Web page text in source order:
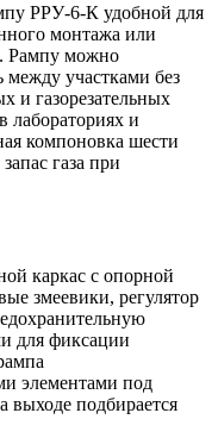
РРУ-6-К удобной для
монтажа или
Рампу можно
между участками без
и газорезательных
лабораториях и
компоновка шести
газа при
каркас с опорной
змеевики, регулятор
для фиксации
элементами под
выходе подбирается